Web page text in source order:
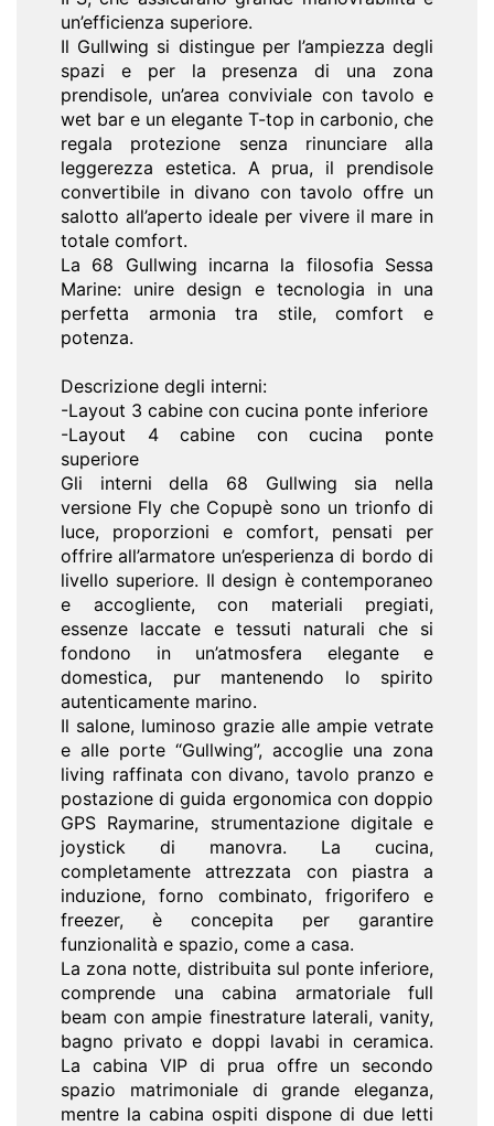
un’efficienza superiore.
Il Gullwing si distingue per l’ampiezza degli
spazi e per la presenza di una zona
prendisole, un’area conviviale con tavolo e
wet bar e un elegante T-top in carbonio, che
regala protezione senza rinunciare alla
leggerezza estetica. A prua, il prendisole
convertibile in divano con tavolo offre un
salotto all’aperto ideale per vivere il mare in
totale comfort.
La 68 Gullwing incarna la filosofia Sessa
Marine: unire design e tecnologia in una
perfetta armonia tra stile, comfort e
potenza.
Descrizione degli interni:
-Layout 3 cabine con cucina ponte inferiore
-Layout 4 cabine con cucina ponte
superiore
Gli interni della 68 Gullwing sia nella
versione Fly che Copupè sono un trionfo di
luce, proporzioni e comfort, pensati per
offrire all’armatore un’esperienza di bordo di
livello superiore. Il design è contemporaneo
e accogliente, con materiali pregiati,
essenze laccate e tessuti naturali che si
fondono in un’atmosfera elegante e
domestica, pur mantenendo lo spirito
autenticamente marino.
Il salone, luminoso grazie alle ampie vetrate
e alle porte “Gullwing”, accoglie una zona
living raffinata con divano, tavolo pranzo e
postazione di guida ergonomica con doppio
GPS Raymarine, strumentazione digitale e
joystick di manovra. La cucina,
completamente attrezzata con piastra a
induzione, forno combinato, frigorifero e
freezer, è concepita per garantire
funzionalità e spazio, come a casa.
La zona notte, distribuita sul ponte inferiore,
comprende una cabina armatoriale full
beam con ampie finestrature laterali, vanity,
bagno privato e doppi lavabi in ceramica.
La cabina VIP di prua offre un secondo
spazio matrimoniale di grande eleganza,
mentre la cabina ospiti dispone di due letti